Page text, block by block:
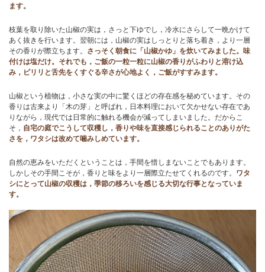
ます。
枝葉を取り除いた山椒の実は，さっと下ゆでし，冷水にさらして一晩かけて
あく抜きを行います。翌朝には，山椒の実はしっとりと落ち着き，より一層
その香りが際立ちます。 さっそく朝食に「山椒かゆ」を炊いてみました。味
付けは塩だけ。それでも，ご飯の一粒一粒に山椒の香りがふわりと溶け込
み，ピリリと舌先をくすぐる辛さが心地よく，ご飯がすすみます。
山椒という植物は，小さな実の中に驚くほどの存在感を秘めています。その
香りは古来より「木の芽」と呼ばれ，日本料理において欠かせない存在であ
りながら，現代では日常的に触れる機会が減ってしまいました。だからこ
そ， 自宅の庭でこうして収穫し，香りや味を直接感じられることのありがた
さを，ワタシは改めて噛みしめています。
自然の恵みをいただくということは，手間を惜しまないことでもあります。
しかしその手間こそが，香りと味をより一層際立たせてくれるのです。 ワタ
シにとって山椒の収穫は，季節の移ろいを感じる大切な行事となっていま
す。